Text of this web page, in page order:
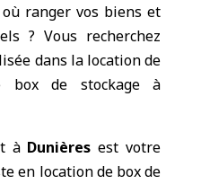
ranger vos biens et
? Vous recherchez
dans la location de
box de stockage à
à Dunières est votre
en location de box de